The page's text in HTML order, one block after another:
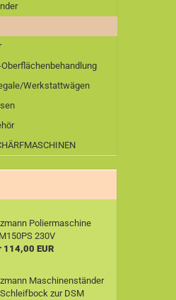
Werkstattwägen
Poliermaschine
230V
114,00 EUR
Maschinenständer
zur DSM